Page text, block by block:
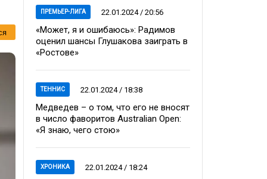
ПРЕМЬЕР-ЛИГА 22.01.2024 / 20:56
«Может, я и ошибаюсь»: Радимов
оценил шансы Глушакова заиграть в
«Ростове»
ТЕННИС 22.01.2024 / 18:38
Медведев – о том, что его не вносят
в число фаворитов Australian Open:
«Я знаю, чего стою»
ХРОНИКА 22.01.2024 / 18:24